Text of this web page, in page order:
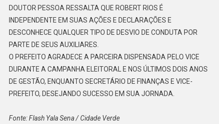
DOUTOR PESSOA RESSALTA QUE ROBERT RIOS É
INDEPENDENTE EM SUAS AÇÕES E DECLARAÇÕES E
DESCONHECE QUALQUER TIPO DE DESVIO DE CONDUTA POR
PARTE DE SEUS AUXILIARES.
O PREFEITO AGRADECE A PARCEIRA DISPENSADA PELO VICE
DURANTE A CAMPANHA ELEITORAL E NOS ÚLTIMOS DOIS ANOS
DE GESTÃO, ENQUANTO SECRETÁRIO DE FINANÇAS E VICE-
PREFEITO, DESEJANDO SUCESSO EM SUA JORNADA.
Fonte: Flash Yala Sena / Cidade Verde